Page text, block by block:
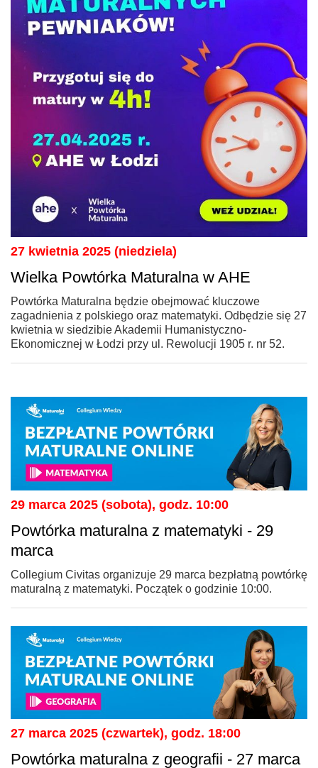
27 kwietnia 2025 (niedziela)
Wielka Powtórka Maturalna w AHE
Powtórka Maturalna będzie obejmować kluczowe
zagadnienia z polskiego oraz matematyki. Odbędzie się 27
kwietnia w siedzibie Akademii Humanistyczno-
Ekonomicznej w Łodzi przy ul. Rewolucji 1905 r. nr 52.
29 marca 2025 (sobota), godz. 10:00
Powtórka maturalna z matematyki - 29
marca
Collegium Civitas organizuje 29 marca bezpłatną powtórkę
maturalną z matematyki. Początek o godzinie 10:00.
27 marca 2025 (czwartek), godz. 18:00
Powtórka maturalna z geografii - 27 marca